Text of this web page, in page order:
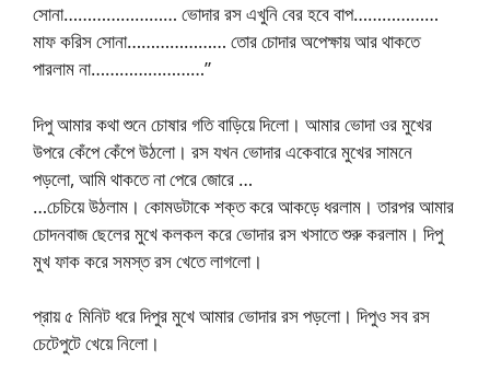
সোনা…………………… ভোদার রস এখুনি বের হবে বাপ………………
মাফ করিস সোনা………………… তোর চোদার অপেক্ষায় আর থাকতে
পারলাম না……………………”
দিপু আমার কথা শুনে চোষার গতি বাড়িয়ে দিলো। আমার ভোদা ওর মুখের
উপরে কেঁপে কেঁপে উঠলো। রস যখন ভোদার একেবারে মুখের সামনে
পড়লো, আমি থাকতে না পেরে জোরে …
…চেচিয়ে উঠলাম। কোমডটাকে শক্ত করে আকড়ে ধরলাম। তারপর আমার
চোদনবাজ ছেলের মুখে কলকল করে ভোদার রস খসাতে শুরু করলাম। দিপু
মুখ ফাক করে সমস্ত রস খেতে লাগলো।
প্রায় ৫ মিনিট ধরে দিপুর মুখে আমার ভোদার রস পড়লো। দিপুও সব রস
চেটেপুটে খেয়ে নিলো।